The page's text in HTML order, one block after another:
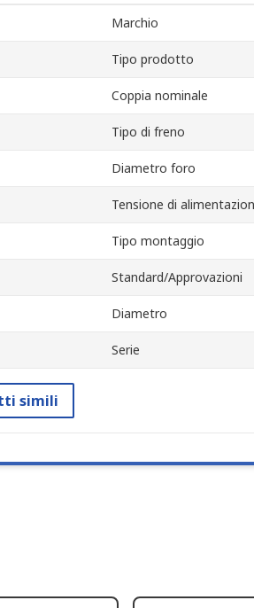
Marchio
Tipo prodotto
Coppia nominale
Tipo di freno
Diametro foro
Tensione di
Tipo montaggio
Standard/Approvazioni
Diametro
Serie
simili